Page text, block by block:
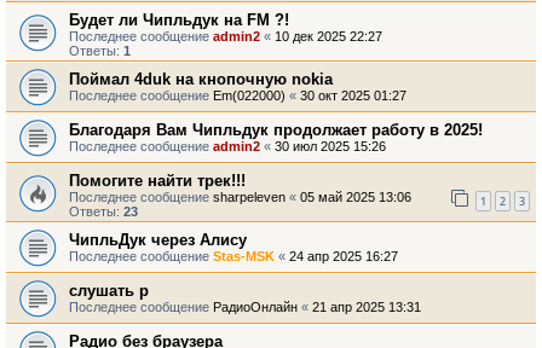
Будет ли Чипльдук на FM ?!
Последнее сообщение admin2 « 10 дек 2025 22:27
Ответы: 1
Поймал 4duk на кнопочную nokia
Последнее сообщение Em(022000) « 30 окт 2025 01:27
Благодаря Вам Чипльдук продолжает работу в 2025!
Последнее сообщение admin2 « 30 июл 2025 15:26
Помогите найти трек!!!
Последнее сообщение sharpeleven « 05 май 2025 13:06
Ответы: 23
1 2 3
ЧипльДук через Алису
Последнее сообщение Stas-MSK « 24 апр 2025 16:27
слушать р
Последнее сообщение РадиоОнлайн « 21 апр 2025 13:31
Радио без браузера